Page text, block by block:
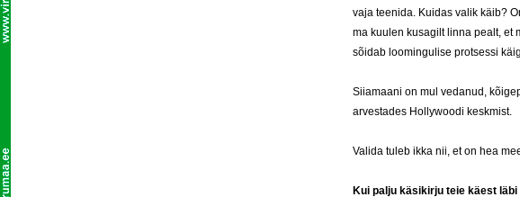
vaja teenida. Kuidas valik käib?
ma kuulen kusagilt linna pealt, et
sõidab loomingulise protsessi
Siiamaani on mul vedanud,
arvestades Hollywoodi keskmist.
Valida tuleb ikka nii, et on hea
Kui palju käsikirju teie käest läbi